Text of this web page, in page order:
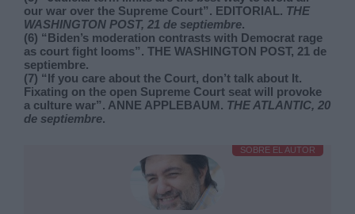
our war over the Supreme Court”. EDITORIAL. THE
WASHINGTON POST, 21 de septiembre.
(6) “Biden’s moderation contrasts with Democrat rage
as court fight looms”. THE WASHINGTON POST, 21 de
septiembre.
(7) “If you care about the Court, don’t talk about It.
Fixating on the open Supreme Court seat will provoke
a culture war”. ANNE APPLEBAUM. THE ATLANTIC, 20
de septiembre.
SOBRE EL AUTOR